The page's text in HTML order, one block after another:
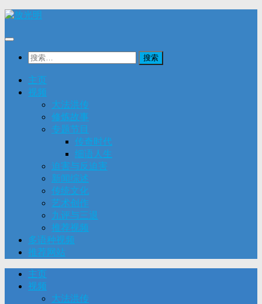
Skip
搜
主页
视频
大法洪传
修炼故事
专题节目
传奇时代
细语人生
迫害与反迫害
新闻综述
传统文化
艺术创作
九评与三退
推荐视频
多语种视频
推荐网站
主页
视频
大法洪传